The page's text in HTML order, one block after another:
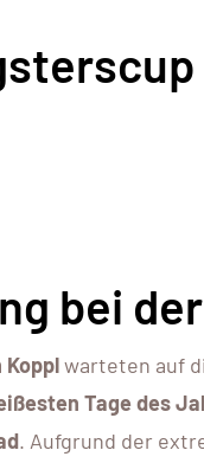
bei
warteten auf
Tage des
. Aufgrund der